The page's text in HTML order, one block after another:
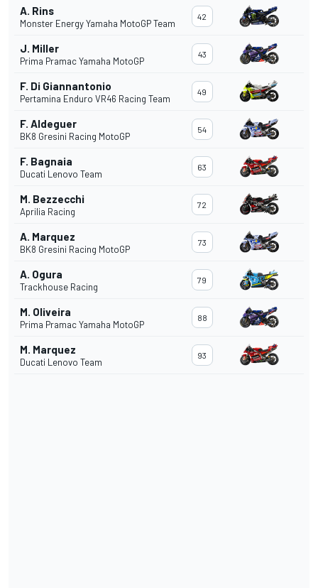
A. Rins
Monster Energy Yamaha MotoGP Team
42
J. Miller
Prima Pramac Yamaha MotoGP
43
F. Di Giannantonio
Pertamina Enduro VR46 Racing Team
49
F. Aldeguer
BK8 Gresini Racing MotoGP
54
F. Bagnaia
Ducati Lenovo Team
63
M. Bezzecchi
Aprilia Racing
72
A. Marquez
BK8 Gresini Racing MotoGP
73
A. Ogura
Trackhouse Racing
79
M. Oliveira
Prima Pramac Yamaha MotoGP
88
M. Marquez
Ducati Lenovo Team
93